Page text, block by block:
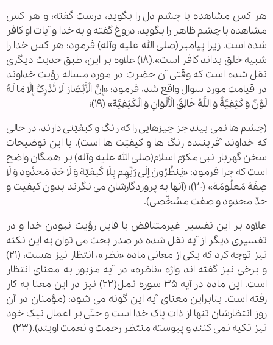
هر کس مشاهده با چشم دل را بگوید، درست گفته؛ و هر کس
مشاهده با چشم ظاهر را بگوید، دروغ گفته و به خدا و آیات او کافر
شده است. زیرا پیامبر(صلی الله علیه وآله) فرمود: هر کس خدا را
شبیه خلق بداند کافر است».(۱۸) علاوه بر این، طبق حدیث دیگری
نقل شده است که وقتی آن حضرت در مورد مساله رؤیت خداوند
در قیامت مورد سوال واقع شد، فرمود: «إِنَّ الْأَبْصَارَ لَا تُدْرِکُ إِلَّا مَا لَهُ
لَوْنٌ وَ کَیْفِیَّةٌ وَ اللَّهُ خَالِقُ الْأَلْوَانِ وَ الْکَیْفِیَّة» (۱۹)؛
(چشم ها نمی بیند جز چیزهایی را که رنگ و کیفیّتی دارند، در حالی
که خداوند آفریننده رنگ ها و کیفیّت ها است). با این توضیحات
سخن گهربار نبی مکرّم اسلام(صلی الله علیه وآله) بر همگان واضح
است که چرا فرمود: «یَنظُرُونَ إلَی رَبِّهِم بِلَا کَیفیّة وَ لَا حَدّ مَحدُود وَ لَا
صِفَة مَعلُومَة» (۲۰)؛ (آنها به پروردگارشان می نگرند بدون کیفیت و
حدّ محدود و صفت مشخّصی).
علاوه بر این تفسیر غیرمتناقض با قابل رؤیت نبودن خدا و در
تفسیری دیگر از آیه نقل شده در صدر بحث می توان به این نکته
نیز توجه کرد که یکی از معانی ماده «نظر»، انتظار نیز هست، (۲۱)
و برخی نیز گفته اند واژه «ناظره» در آیه مزبور به معنای انتظار
است. این ماده در آیه ۳۵ سوره نمل(۲۲) نیز در این معنا به کار
رفته است. بنابراین معنای آیه این گونه می شود: (مؤمنان در آن
روز انتظارشان تنها از ذات پاک خدا است و حتّی بر اعمال نیک خود
نیز تکیه نمی کنند و پیوسته منتظر رحمت و نعمت اویند).(۲۳)